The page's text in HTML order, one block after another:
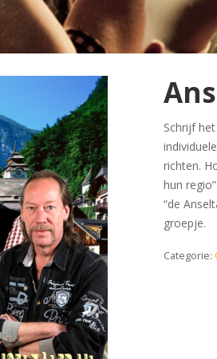
Schrijf
richten.
hun
“de
groepje.
Categorie: